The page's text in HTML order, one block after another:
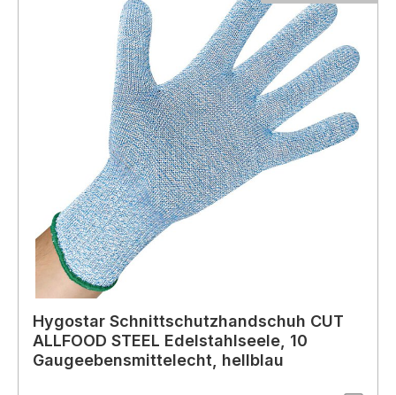
Hygostar Schnittschutzhandschuh CUT
ALLFOOD STEEL Edelstahlseele, 10
Gaugeebensmittelecht, hellblau